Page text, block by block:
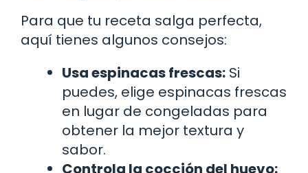
Para que tu receta salga perfecta,
aquí tienes algunos consejos:
Usa espinacas frescas: Si
puedes, elige espinacas frescas
en lugar de congeladas para
obtener la mejor textura y
sabor.
Controla la cocción del huevo: